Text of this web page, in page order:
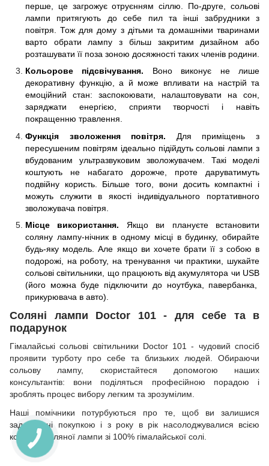
перше, це загрожує отруєнням сіллю. По-друге, сольові
лампи притягують до себе пил та інші забрудники з
повітря. Тож для дому з дітьми та домашніми тваринами
варто обрати лампу з більш закритим дизайном або
розташувати її поза зоною досяжності таких членів родини.
Кольорове підсвічування. Воно виконує не лише
декоративну функцію, а й може впливати на настрій та
емоційний стан: заспокоювати, налаштовувати на сон,
заряджати енергією, сприяти творчості і навіть
покращенню травлення.
Функція зволоження повітря. Для приміщень з
пересушеним повітрям ідеально підійдуть сольові лампи з
вбудованим ультразвуковим зволожувачем. Такі моделі
коштують не набагато дорожче, проте даруватимуть
подвійну користь. Більше того, вони досить компактні і
можуть служити в якості індивідуального портативного
зволожувача повітря.
Місце використання. Якщо ви плануєте встановити
соляну лампу-нічник в одному місці в будинку, обирайте
будь-яку модель. Але якщо ви хочете брати її з собою в
подорожі, на роботу, на тренування чи практики, шукайте
сольові світильники, що працюють від акумулятора чи USB
(його можна буде підключити до ноутбука, павербанка,
прикурювача в авто).
Соляні лампи Doctor 101 - для себе та в
подарунок
Гімалайські сольові світильники Doctor 101 - чудовий спосіб
проявити турботу про себе та близьких людей. Обираючи
сольову лампу, скористайтеся допомогою наших
консультантів: вони поділяться професійною порадою і
зроблять процес вибору легким та зрозумілим.
Наші помічники потурбуються про те, щоб ви залишися
задоволені покупкою і з року в рік насолоджувалися всією
користю соляної лампи зі 100% гімалайської солі.